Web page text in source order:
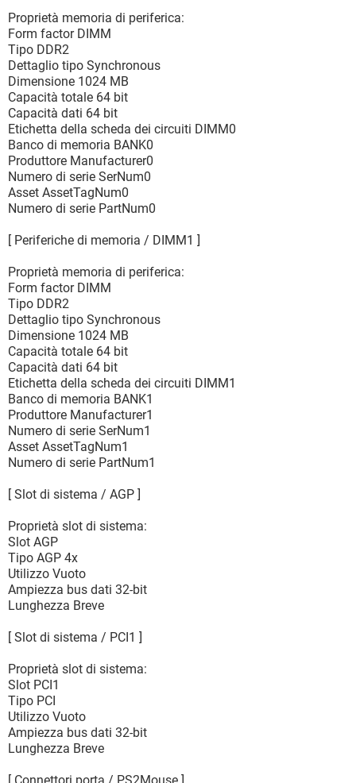
Proprietà memoria di periferica:
Form factor DIMM
Tipo DDR2
Dettaglio tipo Synchronous
Dimensione 1024 MB
Capacità totale 64 bit
Capacità dati 64 bit
Etichetta della scheda dei circuiti DIMM0
Banco di memoria BANK0
Produttore Manufacturer0
Numero di serie SerNum0
Asset AssetTagNum0
Numero di serie PartNum0
[ Periferiche di memoria / DIMM1 ]
Proprietà memoria di periferica:
Form factor DIMM
Tipo DDR2
Dettaglio tipo Synchronous
Dimensione 1024 MB
Capacità totale 64 bit
Capacità dati 64 bit
Etichetta della scheda dei circuiti DIMM1
Banco di memoria BANK1
Produttore Manufacturer1
Numero di serie SerNum1
Asset AssetTagNum1
Numero di serie PartNum1
[ Slot di sistema / AGP ]
Proprietà slot di sistema:
Slot AGP
Tipo AGP 4x
Utilizzo Vuoto
Ampiezza bus dati 32-bit
Lunghezza Breve
[ Slot di sistema / PCI1 ]
Proprietà slot di sistema:
Slot PCI1
Tipo PCI
Utilizzo Vuoto
Ampiezza bus dati 32-bit
Lunghezza Breve